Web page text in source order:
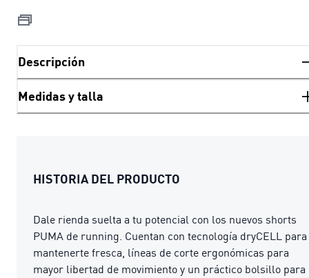
Descripción
Medidas y talla
HISTORIA DEL PRODUCTO
Dale rienda suelta a tu potencial con los nuevos shorts
PUMA de running. Cuentan con tecnología dryCELL para
mantenerte fresca, líneas de corte ergonómicas para
mayor libertad de movimiento y un práctico bolsillo para